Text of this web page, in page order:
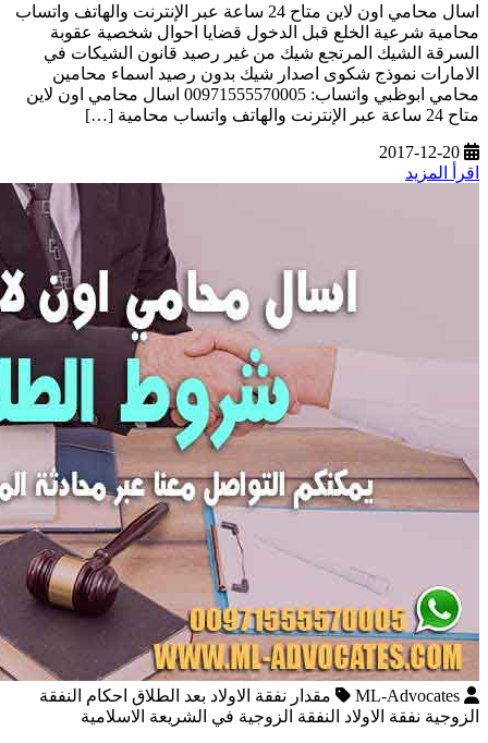
اسال محامي اون لاين متاح 24 ساعة عبر الإنترنت والهاتف واتساب
محامية شرعية الخلع قبل الدخول قضايا احوال شخصية عقوبة
السرقة الشيك المرتجع شيك من غير رصيد قانون الشيكات في
الامارات نموذج شكوى اصدار شيك بدون رصيد اسماء محامين
محامي ابوظبي واتساب: 00971555570005 اسال محامي اون لاين
متاح 24 ساعة عبر الإنترنت والهاتف واتساب محامية […]
2017-12-20
اقرأ المزيد
ML-Advocates
مقدار نفقة الاولاد بعد الطلاق احكام النفقة
الزوجية نفقة الاولاد النفقة الزوجية في الشريعة الاسلامية